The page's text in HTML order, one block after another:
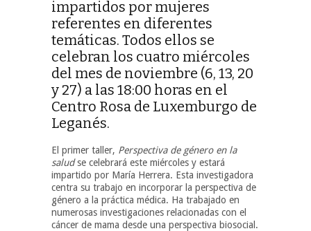
impartidos por mujeres
referentes en diferentes
temáticas. Todos ellos se
celebran los cuatro miércoles
del mes de noviembre (6, 13, 20
y 27) a las 18:00 horas en el
Centro Rosa de Luxemburgo de
Leganés.
El primer taller, Perspectiva de género en la
saludse celebrará este miércoles y estará
impartido por María Herrera. Esta investigadora
centra su trabajo en incorporar la perspectiva de
género a la práctica médica. Ha trabajado en
numerosas investigaciones relacionadas con el
cáncer de mama desde una perspectiva biosocial.